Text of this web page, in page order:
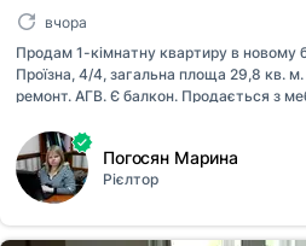
вчора
Продам 1-кімнатну квартиру в новому
Проїзна, 4/4, загальна площа 29,8 кв. м.
ремонт. АГВ. Є балкон. Продається з
у. о. (2-1473-2)
Погосян Марина
Рієлтор